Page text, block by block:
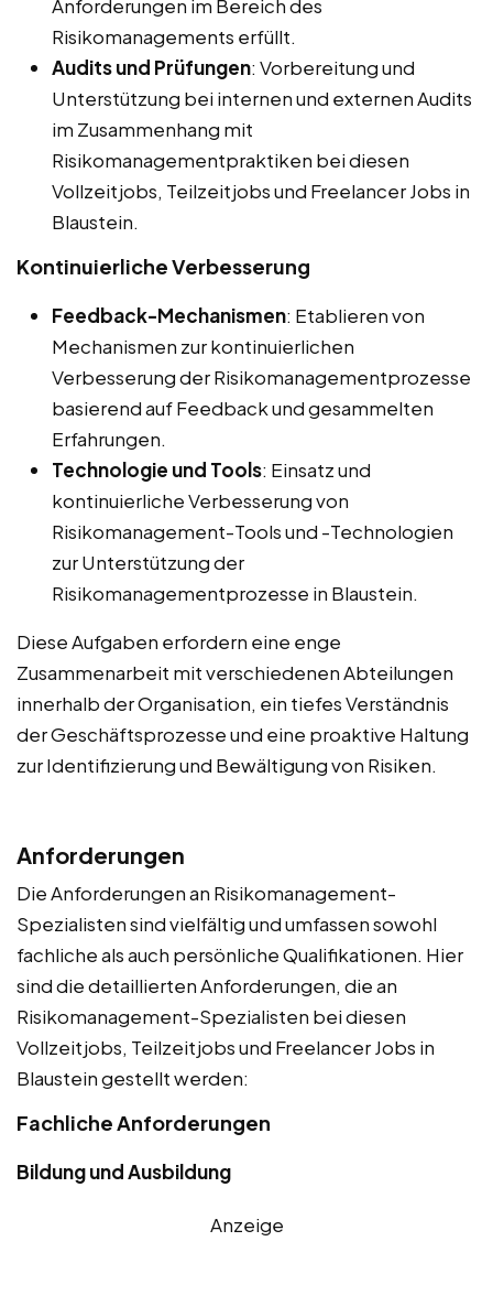
Anforderungen im Bereich des
Risikomanagements erfüllt.
Audits und Prüfungen: Vorbereitung und
Unterstützung bei internen und externen Audits
im Zusammenhang mit
Risikomanagementpraktiken bei diesen
Vollzeitjobs, Teilzeitjobs und Freelancer Jobs in
Blaustein.
Kontinuierliche Verbesserung
Feedback-Mechanismen: Etablieren von
Mechanismen zur kontinuierlichen
Verbesserung der Risikomanagementprozesse
basierend auf Feedback und gesammelten
Erfahrungen.
Technologie und Tools: Einsatz und
kontinuierliche Verbesserung von
Risikomanagement-Tools und -Technologien
zur Unterstützung der
Risikomanagementprozesse in Blaustein.
Diese Aufgaben erfordern eine enge
Zusammenarbeit mit verschiedenen Abteilungen
innerhalb der Organisation, ein tiefes Verständnis
der Geschäftsprozesse und eine proaktive Haltung
zur Identifizierung und Bewältigung von Risiken.
Anforderungen
Die Anforderungen an Risikomanagement-
Spezialisten sind vielfältig und umfassen sowohl
fachliche als auch persönliche Qualifikationen. Hier
sind die detaillierten Anforderungen, die an
Risikomanagement-Spezialisten bei diesen
Vollzeitjobs, Teilzeitjobs und Freelancer Jobs in
Blaustein gestellt werden:
Fachliche Anforderungen
Bildung und Ausbildung
Anzeige